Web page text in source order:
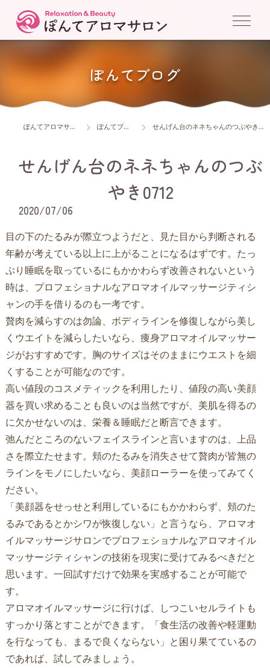
ぽんてブログ
ぽんてアロマサロン ぽんてブログ せんげん台のネネちゃんのつぶやき0712
せんげん台のネネちゃんのつぶ
やき0712
2020/07/06
目の下のたるみが際立つようだと、見た目から判断される
年齢が考えている以上に上がることになるはずです。たっ
ぷり睡眠を取っているにもかかわらず改善されないという
時は、プロフェショナルなアロマオイルマッサージティシ
ャンの手を借りるのも一考です。
贅肉を減らすのは勿論、ボディラインを修復しながら美し
くウエイトを減らしたいなら、痩身アロマオイルマッサー
ジがおすすめです。胸のサイズはそのままにウエストを細
くすることが可能なのです。
高い値段のコスメティックを利用したり、値段の高い美顔
器を買い求めることも良いのは当然ですが、美肌を得るの
に欠かせないのは、栄養＆睡眠だと断言できます。
弛んだところのないフェイスラインと言いますのは、上品
さを際立たせます。頬のたるみを消失させて贅肉が皆無の
ラインをモノにしたいなら、美顔ローラーを使ってみてく
ださい。
「美顔器をせっせと利用しているにもかかわらず、頬のた
るみであるとかシワが恢復しない」と言うなら、アロマオ
イルマッサージサロンでプロフェショナルなアロマオイル
マッサージティシャンの技術を現実に受けてみるべきだと
思います。一回試すだけで効果を実感することが可能で
す。
アロマオイルマッサージに行けば、しつこいセルライトも
すっかり落とすことができます。「食生活の改善や軽運動
を行なっても、まるで良くならない」と困り果てているの
であれば、試してみましょう。